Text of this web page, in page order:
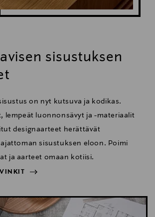
sisustuksen
on nyt kutsuva ja kodikas.
lempeät luonnonsävyt ja -materiaalit
designaarteet herättävät
sisustuksen eloon. Poimi
ja aarteet omaan kotiisi.